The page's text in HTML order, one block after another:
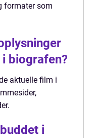
formater som
biografen?
aktuelle film i
i